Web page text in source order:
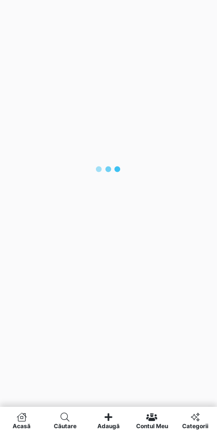
Acasă Căutare Adaugă Contul Meu Categorii